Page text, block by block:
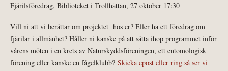
Fjärilsföredrag, Biblioteket i Trollhättan, 27 oktober 17:30
Vill ni att vi berättar om projektet hos er? Eller ha ett föredrag om
fjärilar i allmänhet? Håller ni kanske på att sätta ihop programmet inför
vårens möten i en krets av Naturskyddsföreningen, ett entomologisk
förening eller kanske en fågelklubb? Skicka epost eller ring så ser vi